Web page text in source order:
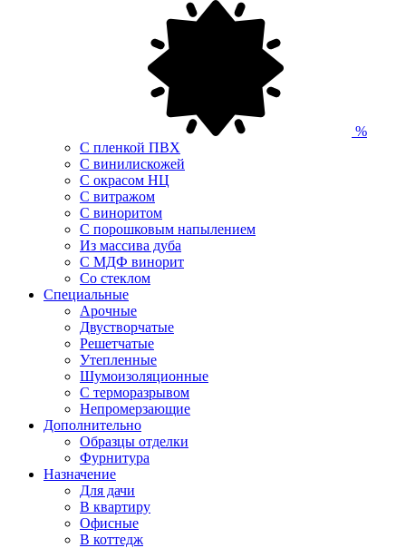
%
С пленкой ПВХ
С винилискожей
С окрасом НЦ
С витражом
С виноритом
С порошковым напылением
Из массива дуба
С МДФ винорит
Со стеклом
Специальные
Арочные
Двустворчатые
Решетчатые
Утепленные
Шумоизоляционные
С терморазрывом
Непромерзающие
Дополнительно
Образцы отделки
Фурнитура
Назначение
Для дачи
В квартиру
Офисные
В коттедж